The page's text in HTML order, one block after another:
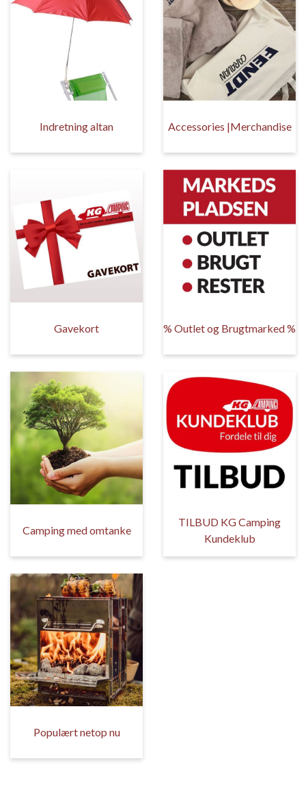
Indretning altan Accessories |Merchandise
Gavekort % Outlet og Brugtmarked %
Camping med omtanke
TILBUD KG Camping
Kundeklub
Populært netop nu